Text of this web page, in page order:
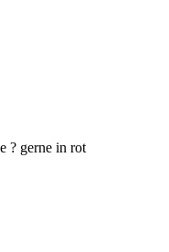
? gerne in rot